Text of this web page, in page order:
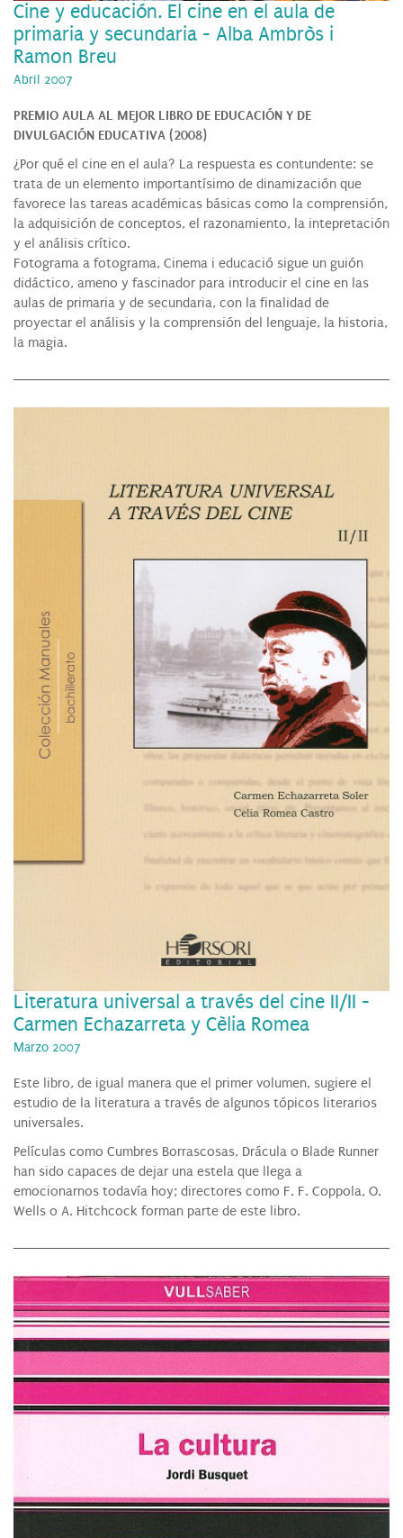
Cine y educación. El cine en el aula de
primaria y secundaria - Alba Ambròs i
Ramon Breu
Abril 2007
PREMIO AULA AL MEJOR LIBRO DE EDUCACIÓN Y DE
DIVULGACIÓN EDUCATIVA (2008)
¿Por qué el cine en el aula? La respuesta es contundente: se
trata de un elemento importantísimo de dinamización que
favorece las tareas académicas básicas como la comprensión,
la adquisición de conceptos, el razonamiento, la intepretación
y el análisis crítico.
Fotograma a fotograma, Cinema i educació sigue un guión
didáctico, ameno y fascinador para introducir el cine en las
aulas de primaria y de secundaria, con la finalidad de
proyectar el análisis y la comprensión del lenguaje, la historia,
la magia.
Literatura universal a través del cine II/II -
Carmen Echazarreta y Cèlia Romea
Marzo 2007
Este libro, de igual manera que el primer volumen, sugiere el
estudio de la literatura a través de algunos tópicos literarios
universales.
Películas como Cumbres Borrascosas, Drácula o Blade Runner
han sido capaces de dejar una estela que llega a
emocionarnos todavía hoy; directores como F. F. Coppola, O.
Wells o A. Hitchcock forman parte de este libro.